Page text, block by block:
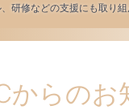
研修などの支援にも取り組
からのお